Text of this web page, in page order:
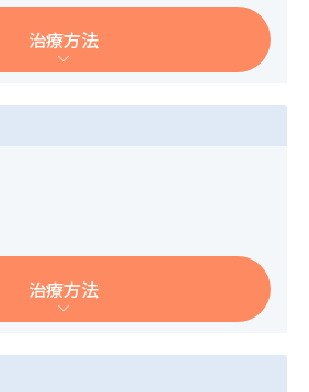
治療方法
治療方法